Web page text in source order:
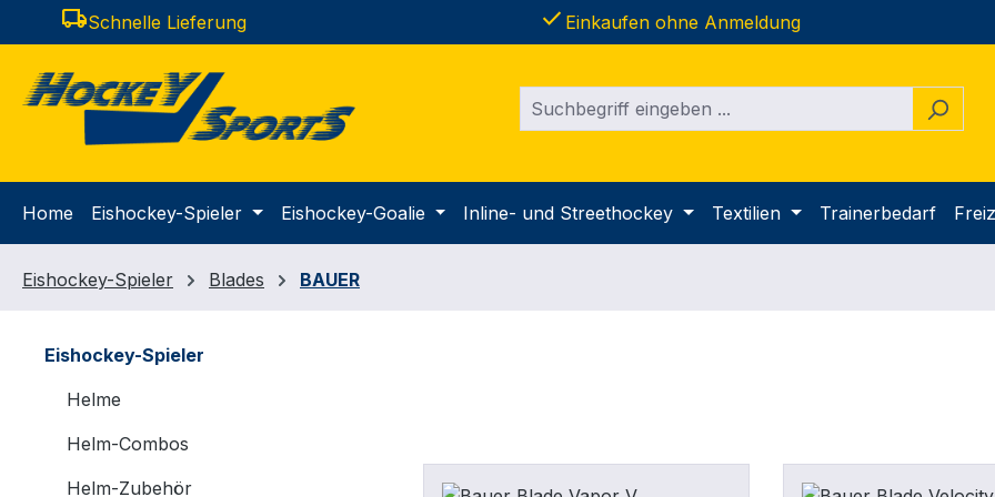
Hauptinhalt springen
Zur Suche springen
Zur Hauptnavigation springen
local_shippingSchnelle Lieferung done Einkaufen ohne Anmeldung
Home Eishockey-Spieler Eishockey-Goalie Inline- und Streethockey Textilien Trainerbedarf
Eishockey-Spieler Blades BAUER
Eishockey-Spieler
Helme
Helm-Combos
Helm-Zubehör